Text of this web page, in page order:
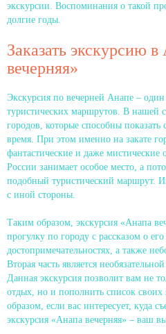
экскурсии. Воспоминания о такой
долгие годы.
Заказать экскурсию
вечерняя»
Экскурсия по вечерней Анапе –
туристических маршрутов. В нашей
городов, которые способны
время. При этом именно на закате
фантастические и даже мистические
России занимает особое место, а
подобный туристический маршрут.
с иной стороны.
Таким образом, экскурсия «Анапа
прогулку по городу с рассказом о
достопримечательностях, а также
Вторая часть является
Данная экскурсия позволит вам не
отдых, но и пополнить список
образом, если вас интересует, куда
экскурсия «Анапа вечерняя» – ваш